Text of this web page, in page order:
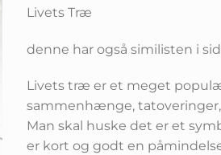
kr.179,00.
Livets Træ
denne har også similisten i
Livets træ er et meget
sammenhænge,
Man skal huske det er et
er kort og godt en